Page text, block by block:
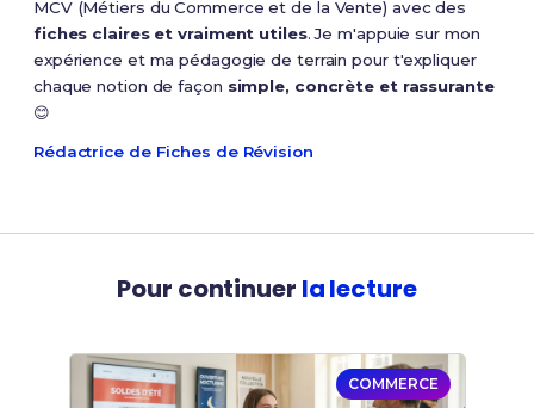
MCV (Métiers du Commerce et de la Vente) avec des
fiches claires et vraiment utiles. Je m'appuie sur mon
expérience et ma pédagogie de terrain pour t'expliquer
chaque notion de façon simple, concrète et rassurante
😊
Rédactrice de Fiches de Révision
Pour continuer la lecture
COMMERCE